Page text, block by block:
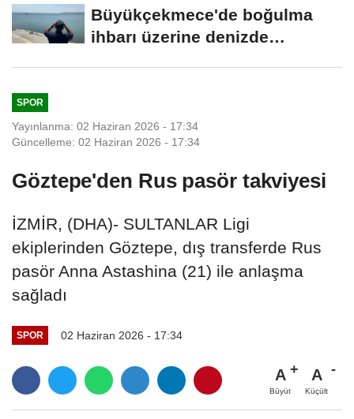
Büyükçekmece'de boğulma
ihbarı üzerine denizde
SPOR
Yayınlanma: 02 Haziran 2026 - 17:34
Güncelleme: 02 Haziran 2026 - 17:34
Göztepe'den Rus pasör takviyesi
İZMİR, (DHA)- SULTANLAR Ligi
ekiplerinden Göztepe, dış transferde Rus
pasör Anna Astashina (21) ile anlaşma
sağladı
SPOR 02 Haziran 2026 - 17:34
A
Büyüt
A
Küçült